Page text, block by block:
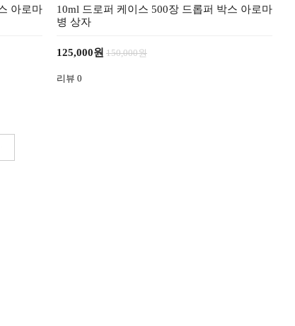
아로마
10ml 드로퍼 케이스 500장 드롭퍼 박스 아로마
병 상자
125,000원 150,000원
리뷰 0